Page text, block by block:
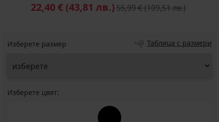
22,40 € (43,81 лв.)55,99 €(109,51 лв.)
Изберете размер Таблица с размери
Изберете цвят: